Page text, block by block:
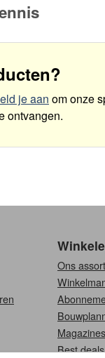
je aan om onze
ontvangen.
Ons
Magazines
Best deals